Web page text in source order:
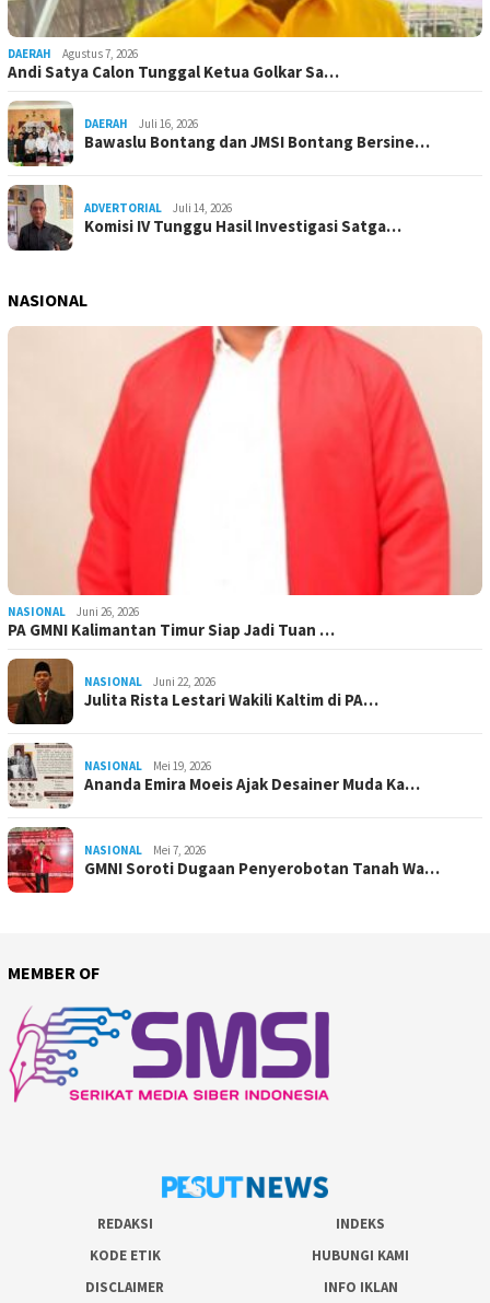
DAERAH Agustus 7, 2026
Andi Satya Calon Tunggal Ketua Golkar Sa…
DAERAH Juli 16, 2026
Bawaslu Bontang dan JMSI Bontang Bersine…
ADVERTORIAL Juli 14, 2026
Komisi IV Tunggu Hasil Investigasi Satga…
NASIONAL
NASIONAL Juni 26, 2026
PA GMNI Kalimantan Timur Siap Jadi Tuan …
NASIONAL Juni 22, 2026
Julita Rista Lestari Wakili Kaltim di PA…
NASIONAL Mei 19, 2026
Ananda Emira Moeis Ajak Desainer Muda Ka…
NASIONAL Mei 7, 2026
GMNI Soroti Dugaan Penyerobotan Tanah Wa…
MEMBER OF
REDAKSI
INDEKS
KODE ETIK
HUBUNGI KAMI
DISCLAIMER
INFO IKLAN